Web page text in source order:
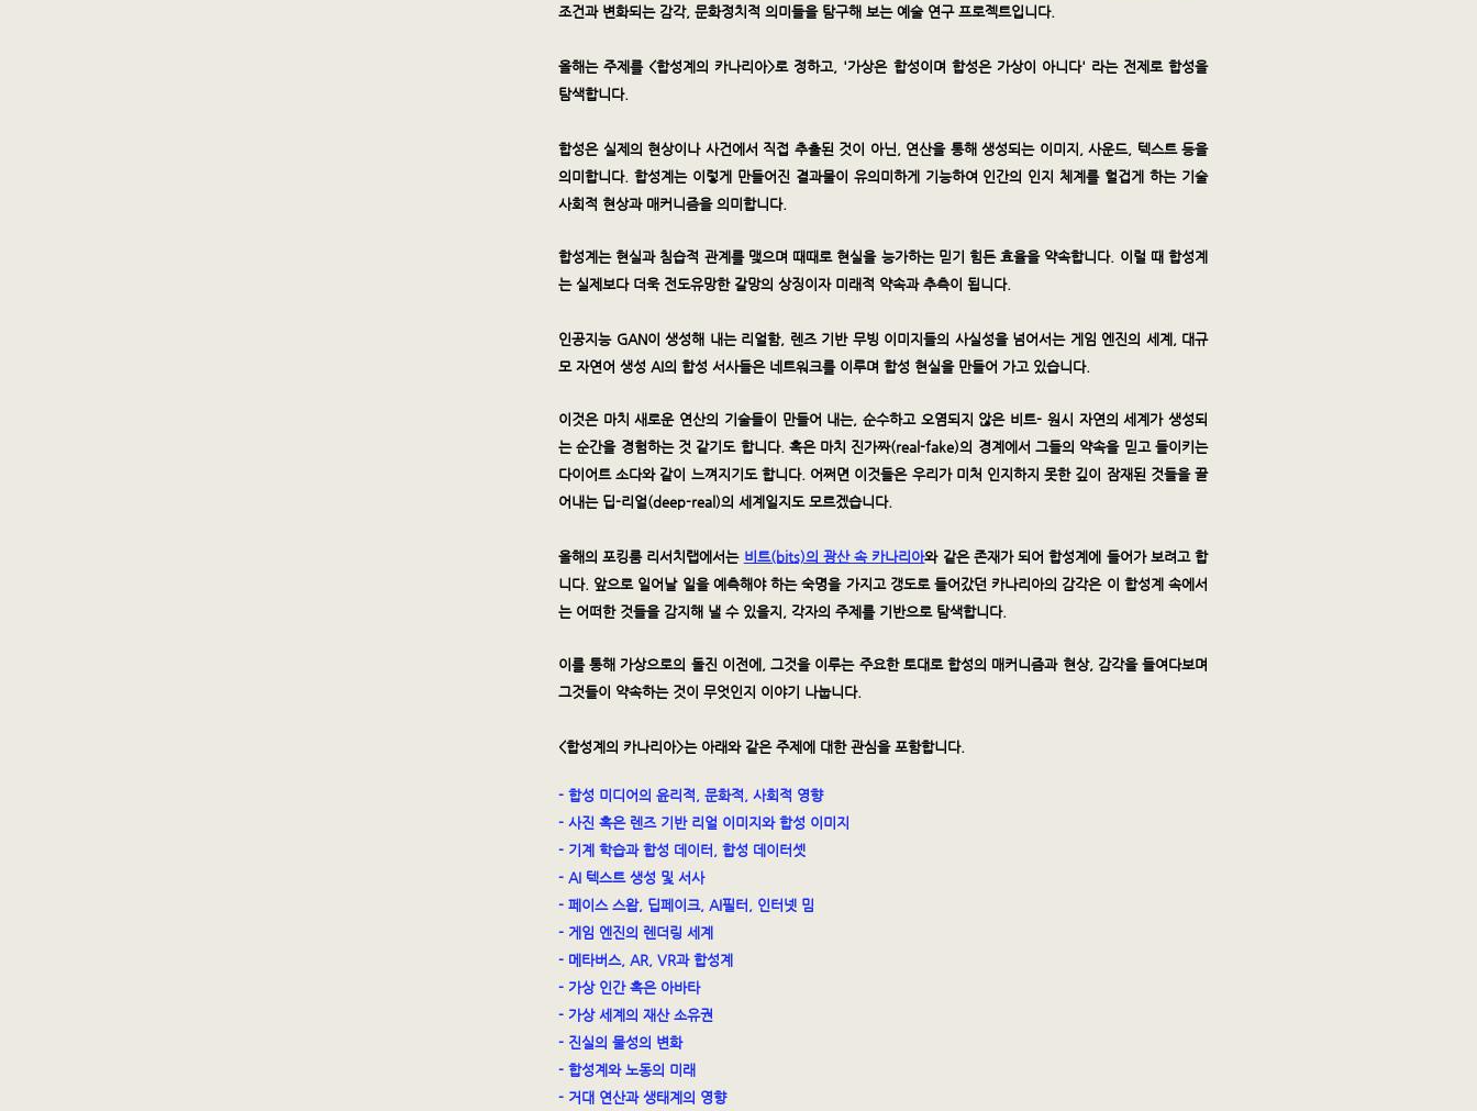
조건과 변화되는 감각, 문화정치적 의미들을 탐구해 보는 예술 연구 프로젝트입니다.
올해는 주제를 <합성계의 카나리아>로 정하고, '가상은 합성이며 합성은 가상이 아니다' 라는 전제로 합성을
탐색합니다.
합성은 실제의 현상이나 사건에서 직접 추출된 것이 아닌, 연산을 통해 생성되는 이미지, 사운드, 텍스트 등을
의미합니다. 합성계는 이렇게 만들어진 결과물이 유의미하게 기능하여 인간의 인지 체계를 헐겁게 하는 기술
사회적 현상과 매커니즘을 의미합니다.
합성계는 현실과 침습적 관계를 맺으며 때때로 현실을 능가하는 믿기 힘든 효율을 약속합니다. 이럴 때 합성계
는 실제보다 더욱 전도유망한 갈망의 상징이자 미래적 약속과 추측이 됩니다.
인공지능 GAN이 생성해 내는 리얼함, 렌즈 기반 무빙 이미지들의 사실성을 넘어서는 게임 엔진의 세계, 대규
모 자연어 생성 AI의 합성 서사들은 네트워크를 이루며 합성 현실을 만들어 가고 있습니다.
이것은 마치 새로운 연산의 기술들이 만들어 내는, 순수하고 오염되지 않은 비트- 원시 자연의 세계가 생성되
는 순간을 경험하는 것 같기도 합니다. 혹은 마치 진가짜(real-fake)의 경계에서 그들의 약속을 믿고 들이키는
다이어트 소다와 같이 느껴지기도 합니다. 어쩌면 이것들은 우리가 미처 인지하지 못한 깊이 잠재된 것들을 끌
어내는 딥-리얼(deep-real)의 세계일지도 모르겠습니다.
올해의 포킹룸 리서치랩에서는 비트(bits)의 광산 속 카나리아와 같은 존재가 되어 합성계에 들어가 보려고 합
니다. 앞으로 일어날 일을 예측해야 하는 숙명을 가지고 갱도로 들어갔던 카나리아의 감각은 이 합성계 속에서
는 어떠한 것들을 감지해 낼 수 있을지, 각자의 주제를 기반으로 탐색합니다.
이를 통해 가상으로의 돌진 이전에, 그것을 이루는 주요한 토대로 합성의 매커니즘과 현상, 감각을 들여다보며
그것들이 약속하는 것이 무엇인지 이야기 나눕니다.
<합성계의 카나리아>는 아래와 같은 주제에 대한 관심을 포함합니다.
- 합성 미디어의 윤리적, 문화적, 사회적 영향
- 사진 혹은 렌즈 기반 리얼 이미지와 합성 이미지
- 기계 학습과 합성 데이터, 합성 데이터셋
- AI 텍스트 생성 및 서사
- 페이스 스왑, 딥페이크, AI필터, 인터넷 밈
​- 게임 엔진의 렌더링 세계
- 메타버스, AR, VR과 합성계
- 가상 인간 혹은 아바타
- 가상 세계의 재산 소유권
- 진실의 물성의 변화
- 합성계와 노동의 미래
- 거대 연산과 생태계의 영향